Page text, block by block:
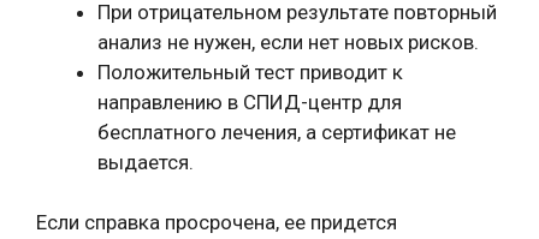
При отрицательном результате повторный
анализ не нужен, если нет новых рисков.
Положительный тест приводит к
направлению в СПИД-центр для
бесплатного лечения, а сертификат не
выдается.
Если справка просрочена, ее придется